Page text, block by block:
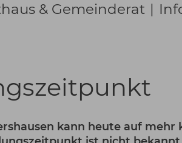
& Gemeinderat |
kann heute auf